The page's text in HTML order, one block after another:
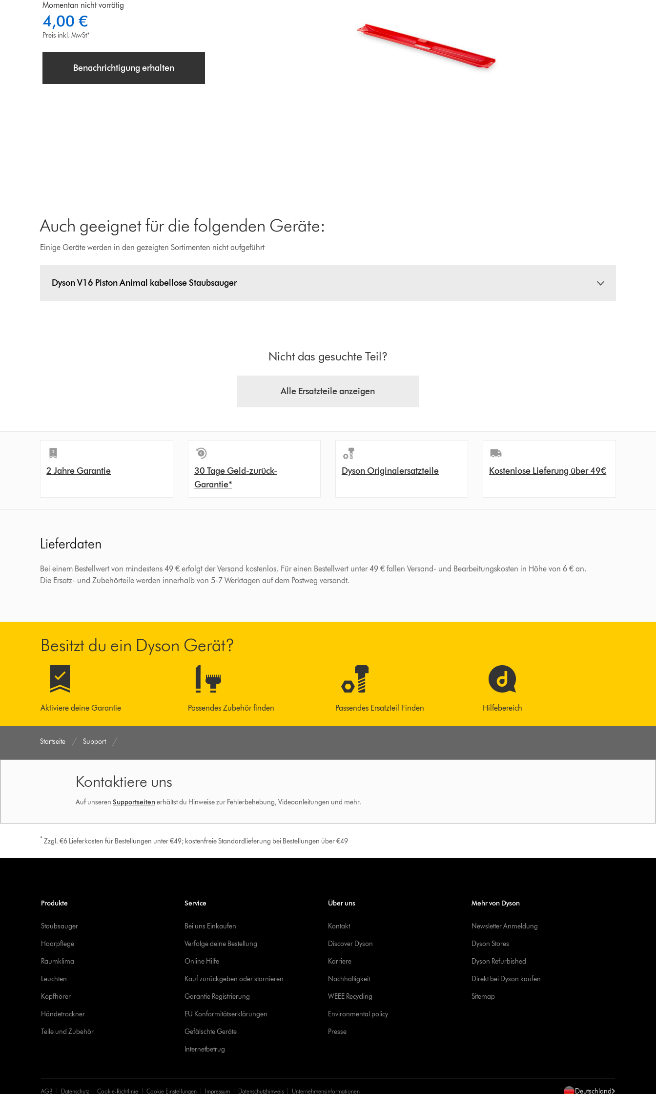
Momentan nicht vorrätig
4,00 €
Preis inkl. MwSt*
Benachrichtigung erhalten
Auch geeignet für die folgenden Geräte:
Einige Geräte werden in den gezeigten Sortimenten nicht aufgeführt
Dyson V16 Piston Animal kabellose Staubsauger
Nicht das gesuchte Teil?
Alle Ersatzteile anzeigen
2 Jahre Garantie
30 Tage Geld-zurück-
Garantie*
Dyson Originalersatzteile Kostenlose Lieferung über 49€
Lieferdaten
Bei einem Bestellwert von mindestens 49 € erfolgt der Versand kostenlos. Für einen Bestellwert unter 49 € fallen Versand- und Bearbeitungskosten in Höhe von 6 € an.
Die Ersatz- und Zubehörteile werden innerhalb von 5-7 Werktagen auf dem Postweg versandt.
Besitzt du ein Dyson Gerät?
Aktiviere deine Garantie Passendes Zubehör finden Passendes Ersatzteil Finden Hilfebereich
Startseite Support
Kontaktiere uns
Auf unseren Supportseitenerhältst du Hinweise zur Fehlerbehebung, Videoanleitungen und mehr.
* Zzgl. €6 Lieferkosten für Bestellungen unter €49; kostenfreie Standardlieferung bei Bestellungen über €49
Produkte
Staubsauger
Haarpflege
Raumklima
Leuchten
Kopfhörer
Händetrockner
Teile und Zubehör
Service
Bei uns Einkaufen
Verfolge deine Bestellung
Online Hilfe
Kauf zurückgeben oder stornieren
Garantie Registrierung
EU Konformitätserklärungen
Gefälschte Geräte
Internetbetrug
Über uns
Kontakt
Discover Dyson
Karriere
Nachhaltigkeit
WEEE Recycling
Environmental policy
Presse
Mehr von Dyson
Newsletter Anmeldung
Dyson Stores
Dyson Refurbished
Direkt bei Dyson kaufen
Sitemap
AGB Datenschutz Cookie-Richtlinie Cookie Einstellungen Impressum Datenschutzhinweis Unternehmensinformationen Deutschland